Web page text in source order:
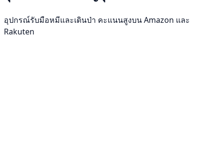
อุปกรณ์รับมือหมีและเดินป่า คะแนนสูงบน Amazon และ
Rakuten